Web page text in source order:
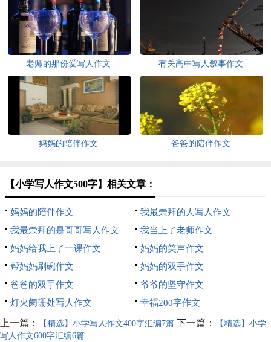
老师的那份爱写人作文 有关高中写人叙事作文
妈妈的陪伴作文 爸爸的陪伴作文
【小学写人作文500字】相关文章：
妈妈的陪伴作文
我最崇拜的人写人作文
我最崇拜的是哥哥写人作文
我当上了老师作文
妈妈给我上了一课作文
妈妈的笑声作文
帮妈妈刷碗作文
妈妈的双手作文
爸爸的双手作文
爷爷的坚守作文
灯火阑珊处写人作文
幸福200字作文
上一篇： 【精选】小学写人作文400字汇编7篇 下一篇：
【精选】小学
写人作文600字汇编6篇